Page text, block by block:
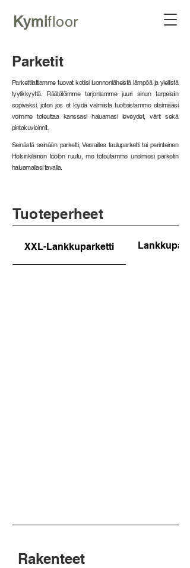
Kymifloor
Parketit
Parkettilattiamme tuovat kotiisi luonnonläheistä lämpöä ja ylellistä
tyylikkyyttä. Räätälöimme tarjontamme juuri sinun tarpeisiin
sopivaksi, joten jos et löydä valmiista tuotteistamme etsimääsi
voimme toteuttaa kanssasi haluamasi leveydet, värit sekä
pintakuvioinnit.
Seinästä seinään parketti, Versailles tauluparketti tai perinteinen
Helsinkiläinen töölön ruutu, me toteutamme unelmiesi parketin
haluamallasi tavalla.
Tuoteperheet
XXL-Lankkuparketti
Rakenteet